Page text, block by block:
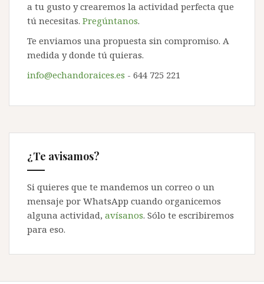
a tu gusto y crearemos la actividad perfecta que
tú necesitas. Pregúntanos.
Te enviamos una propuesta sin compromiso. A
medida y donde tú quieras.
info@echandoraices.es - 644 725 221
¿Te avisamos?
Si quieres que te mandemos un correo o un
mensaje por WhatsApp cuando organicemos
alguna actividad, avísanos. Sólo te escribiremos
para eso.